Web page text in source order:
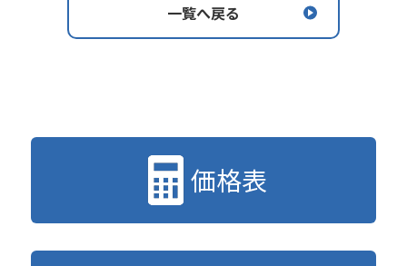
一覧へ戻る
価格表